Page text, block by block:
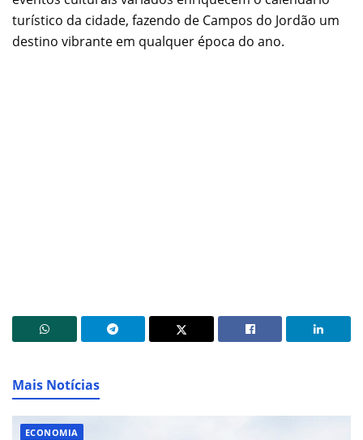
turístico da cidade, fazendo de Campos do Jordão um
destino vibrante em qualquer época do ano.
Mais Notícias
ECONOMIA